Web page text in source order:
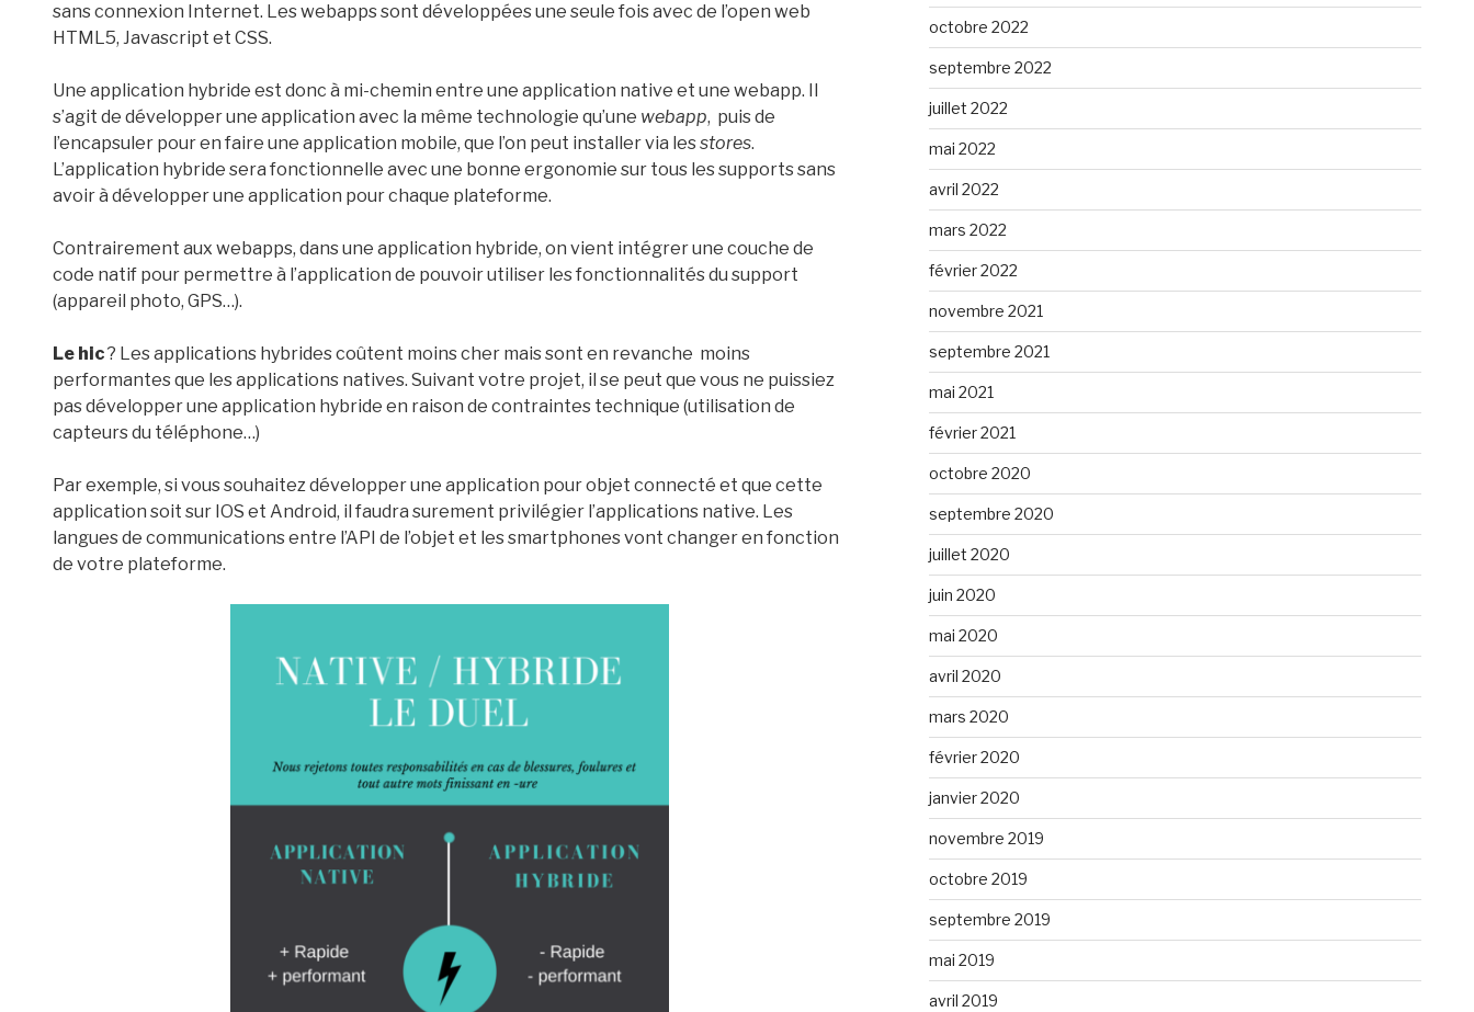
sans connexion Internet. Les webapps sont développées une seule fois avec de l’open web
HTML5, Javascript et CSS.
Une application hybride est donc à mi-chemin entre une application native et une webapp. Il
s’agit de développer une application avec la même technologie qu’une webapp, puis de
l’encapsuler pour en faire une application mobile, que l’on peut installer via lesstores.
L’application hybride sera fonctionnelle avec une bonne ergonomie sur tous les supports sans
avoir à développer une application pour chaque plateforme.
Contrairement aux webapps, dans une application hybride, on vient intégrer une couche de
code natif pour permettre à l’application de pouvoir utiliser les fonctionnalités du support
(appareil photo, GPS…).
Le hic? Les applications hybrides coûtent moins cher mais sont en revanche moins
performantes que les applications natives. Suivant votre projet, il se peut que vous ne puissiez
pas développer une application hybride en raison de contraintes technique (utilisation de
capteurs du téléphone…)
Par exemple, si vous souhaitez développer une application pour objet connecté et que cette
application soit sur IOS et Android, il faudra surement privilégier l’applications native. Les
langues de communications entre l’API de l’objet et les smartphones vont changer en fonction
de votre plateforme.
octobre 2022
septembre 2022
juillet 2022
mai 2022
avril 2022
mars 2022
février 2022
novembre 2021
septembre 2021
mai 2021
février 2021
octobre 2020
septembre 2020
juillet 2020
juin 2020
mai 2020
avril 2020
mars 2020
février 2020
janvier 2020
novembre 2019
octobre 2019
septembre 2019
mai 2019
avril 2019